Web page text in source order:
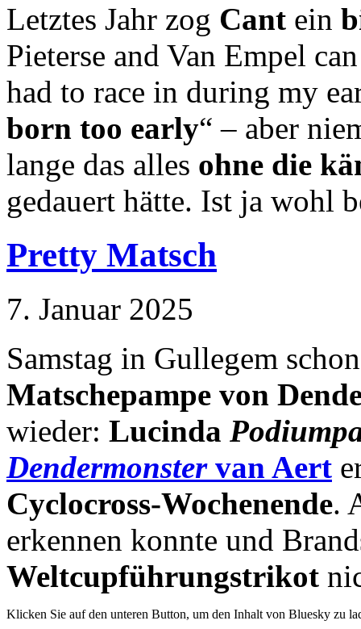
Letztes Jahr zog Cant ein
Pieterse and Van Empel
had to race in during my
born too early“ – aber
lange das alles ohne die
gedauert hätte. Ist ja wohl
Pretty Matsch
7. Januar 2025
Samstag in Gullegem
Matschepampe von
wieder: Lucinda
Dendermonstervan Aert
Cyclocross-Wochenende.
erkennen konnte und
Weltcupführungstrikot
Klicken Sie auf den unteren Button, um den Inhalt von Bluesky zu